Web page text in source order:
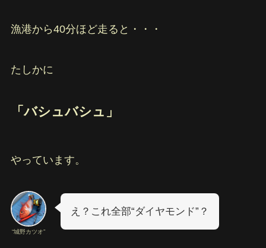
漁港から40分ほど走ると・・・
たしかに
「バシュバシュ」
やっています。
“城野カツオ”
え？これ全部“ダイヤモンド”？